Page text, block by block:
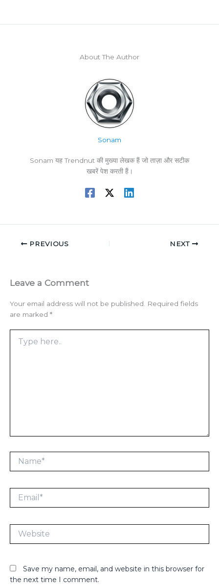
About The Author
Sonam
Sonam यह Trendnut की मुख्या लेखक हैं जो ताज़ा और सटीक
खबरें पेश करती हैं।
PREVIOUS NEXT
Leave a Comment
Your email address will not be published.
Required fields
are marked *
here..
Name*
Email*
Website
Save my name, email, and website in this browser for
the next time I comment.